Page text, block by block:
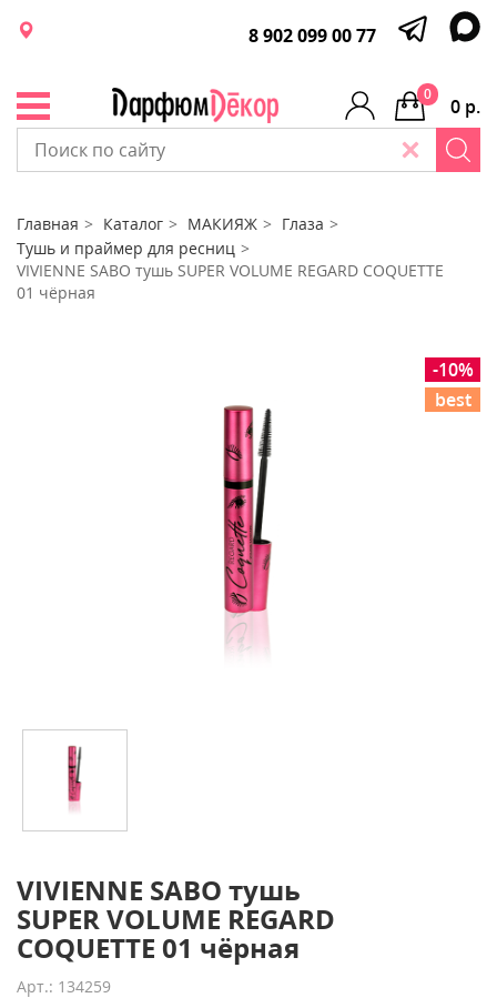
8 902 099 00 77
0 р.
0
Главная Каталог МАКИЯЖ
Глаза
Тушь и праймер для ресниц
VIVIENNE SABO тушь SUPER VOLUME REGARD COQUETTE
01 чёрная
-10%
best
VIVIENNE SABO тушь
SUPER VOLUME REGARD
COQUETTE 01 чёрная
Арт.: 134259